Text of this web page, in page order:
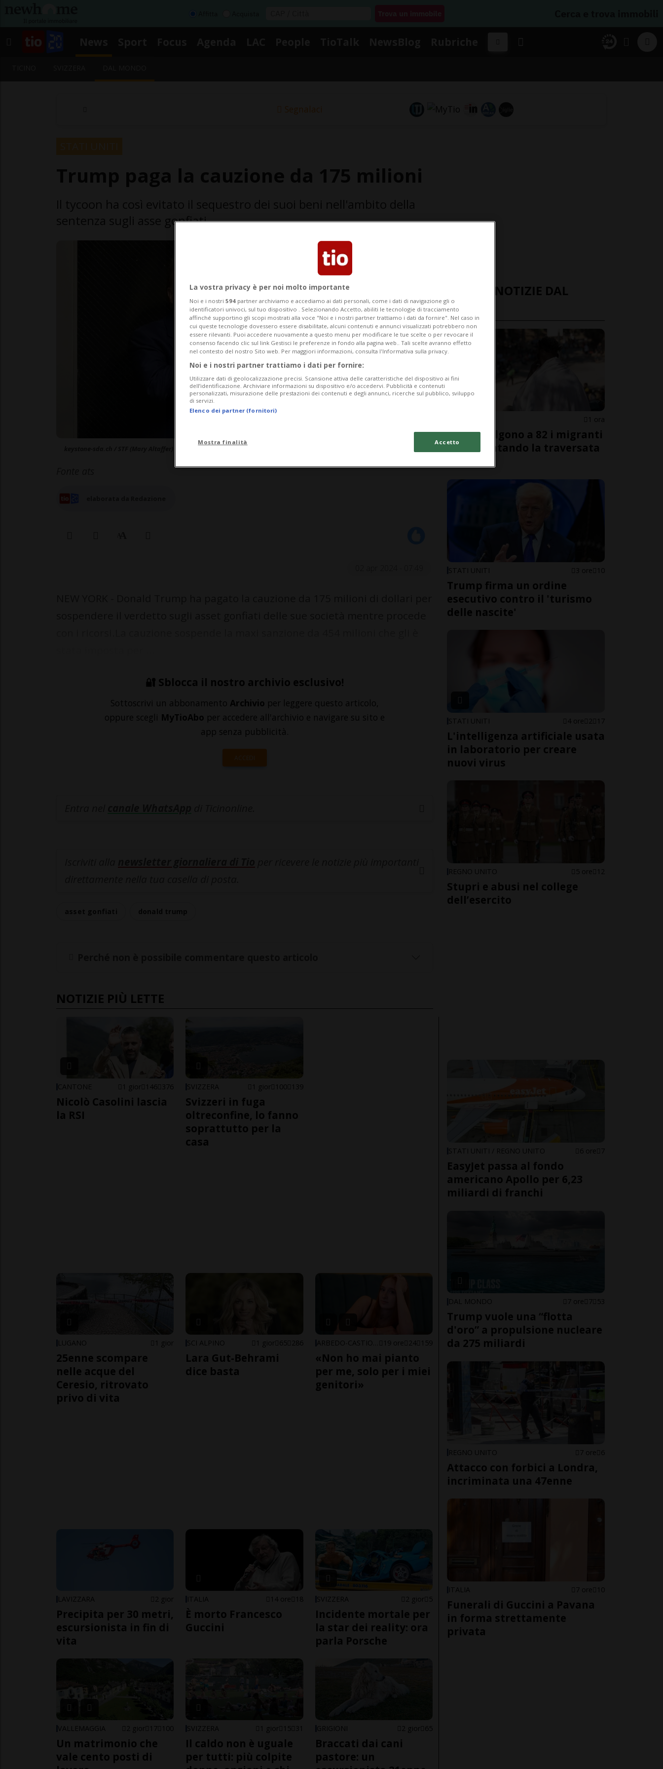
Segnalaci
sentenza sugli asse gonfiati
🔐 Sblocca il nostro archivio esclusivo!
Sottoscrivi un abbonamento Archivio per leggere questo articolo,
oppure scegli MyTioAbo per accedere all'archivio e navigare su sito e
app senza pubblicità.
ACCEDI
NOTIZIE PIÙ LETTE
CANTONE 1 gior 146 376
Nicolò Casolini lascia
la RSI
SVIZZERA 1 gior 100 139
Svizzeri in fuga
oltreconfine, lo fanno
soprattutto per la
casa
LUGANO 1 gior
25enne scompare
nelle acque del
Ceresio, ritrovato
privo di vita
SCI ALPINO 1 gior 65 286
Lara Gut-Behrami
dice basta
19 ore 24 159
«Non ho mai pianto
per me, solo per i miei
genitori»
LAVIZZARA 2 gior
Precipita per 30 metri,
escursionista in fin di
vita
ITALIA 14 ore 18
È morto Francesco
Guccini
SVIZZERA 2 gior 5
Incidente mortale per
la star dei reality: ora
parla Porsche
VALLEMAGGIA 2 gior 17 100
Un matrimonio che
vale cento posti di
SVIZZERA 1 gior 15 31
Il caldo non è uguale
per tutti: più colpite
GRIGIONI 2 gior 65
Braccati dai cani
pastore: un
ULTIME NOTIZIE DAL
MONDO
1 ora
Ceuta, salgono a 82 i migranti
morti tentando la traversata
STATI UNITI 3 ore 10
Trump firma un ordine
esecutivo contro il 'turismo
delle nascite'
STATI UNITI 4 ore 2 17
L'intelligenza artificiale usata
in laboratorio per creare
nuovi virus
REGNO UNITO 5 ore 12
Stupri e abusi nel college
dell’esercito
STATI UNITI / REGNO UNITO 6 ore 7
EasyJet passa al fondo
americano Apollo per 6,23
miliardi di franchi
DAL MONDO 7 ore 7 53
Trump vuole una “flotta
d'oro” a propulsione nucleare
da 275 miliardi
REGNO UNITO 7 ore 6
Attacco con forbici a Londra,
incriminata una 47enne
ITALIA 7 ore 10
Funerali di Guccini a Pavana
in forma strettamente
privata
La vostra privacy è per noi molto importante
Noi e i nostri 594 partner archiviamo e accediamo ai dati personali, come i dati di navigazione gli o
identificatori univoci, sul tuo dispositivo . Selezionando Accetto, abiliti le tecnologie di tracciamento
affinché supportino gli scopi mostrati alla voce "Noi e i nostri partner trattiamo i dati da fornire". Nel caso in
cui queste tecnologie dovessero essere disabilitate, alcuni contenuti e annunci visualizzati potrebbero non
essere rilevanti. Puoi accedere nuovamente a questo menu per modificare le tue scelte o per revocare il
consenso facendo clic sul link Gestisci le preferenze in fondo alla pagina web.. Tali scelte avranno effetto
nel contesto del nostro Sito web. Per maggiori informazioni, consulta l'Informativa sulla privacy.
Noi e i nostri partner trattiamo i dati per fornire:
Utilizzare dati di geolocalizzazione precisi. Scansione attiva delle caratteristiche del dispositivo ai fini
dell’identificazione. Archiviare informazioni su dispositivo e/o accedervi. Pubblicità e contenuti
personalizzati, misurazione delle prestazioni dei contenuti e degli annunci, ricerche sul pubblico, sviluppo
di servizi.
Elenco dei partner (fornitori)
Mostra finalità Accetto